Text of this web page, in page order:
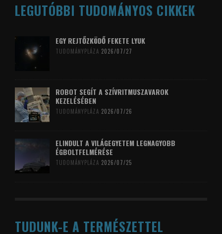
LEGUTÓBBI TUDOMÁNYOS CIKKEK
EGY REJTŐZKÖDŐ FEKETE LYUK
TUDOMÁNYPLÁZA 2026/07/27
ROBOT SEGÍT A SZÍVRITMUSZAVAROK
KEZELÉSÉBEN
TUDOMÁNYPLÁZA 2026/07/26
ELINDULT A VILÁGEGYETEM LEGNAGYOBB
ÉGBOLTFELMÉRÉSE
TUDOMÁNYPLÁZA 2026/07/25
TUDUNK-E A TERMÉSZETTEL